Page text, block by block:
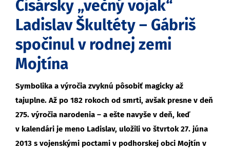
Cisársky „večný vojak“
Ladislav Škultéty – Gábriš
spočinul v rodnej zemi
Mojtína
Symbolika a výročia zvyknú pôsobiť magicky až
tajuplne. Až po 182 rokoch od smrti, avšak presne v deň
275. výročia narodenia – a ešte navyše v deň, keď
v kalendári je meno Ladislav, uložili vo štvrtok 27. júna
2013 s vojenskými poctami v podhorskej obci Mojtín v